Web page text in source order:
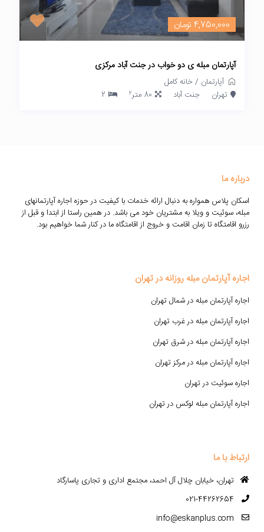
4,750,000 تومان
آپارتمان مبله ی دو خواب در جنت آباد مرکزی
آپارتمان /خانه کامل
تهران
جنت آباد 80 متر 2
2
درباره ما
اسکان پلاس همواره به دنبال ارائه خدمات با کیفیت در حوزه اجاره آپارتمانهای
مبله، سوئیت و ویلا به مشتریان خود می باشد. در همین راستا از ابتدا و قبل از
رزرو اقامتگاه تا زمان اقامت و خروج از اقامتگاه ما در کنار شما خواهیم بود.
اجاره آپارتمان مبله روزانه در تهران
اجاره آپارتمان مبله در شمال تهران
اجاره آپارتمان مبله در غرب تهران
اجاره آپارتمان مبله در شرق تهران
اجاره آپارتمان مبله در مرکز تهران
اجاره سوئیت در تهران
اجاره آپارتمان مبله لوکس در تهران
ارتباط با ما
تهران، خیابان چلال آل احمد، مجتمع اداری و تجاری پاسارگاد
021-44262654
info@eskanplus.com